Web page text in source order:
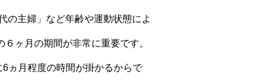
の主婦」など年齢や運動状態によ
ヶ月の期間が非常に重要です。
ヵ月程度の時間が掛かるからで